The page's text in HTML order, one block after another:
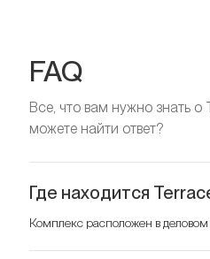
FAQ
Все, что вам нужно знать о
можете найти ответ?
Где находится
Комплекс расположен в